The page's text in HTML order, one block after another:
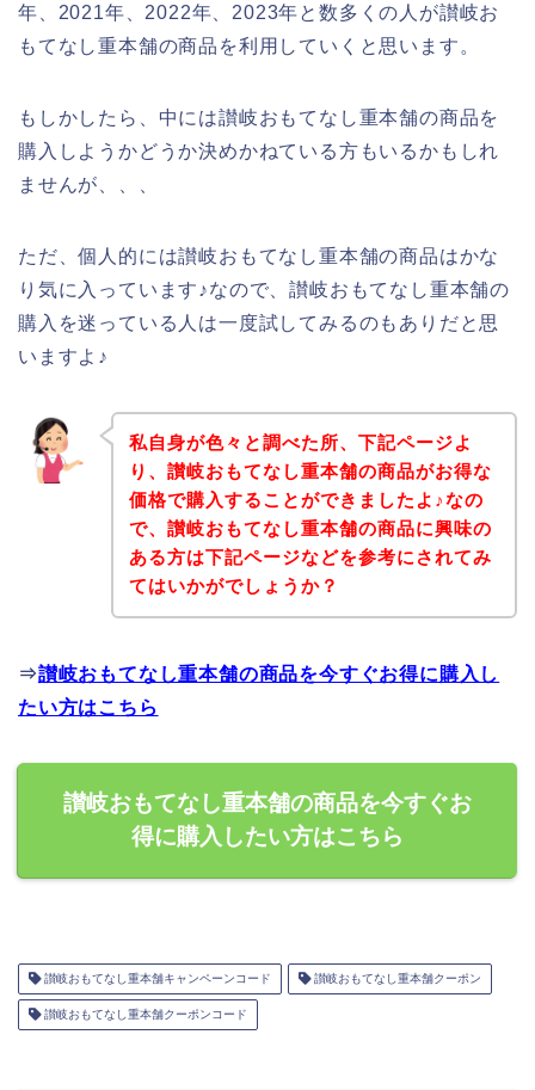
年、2021年、2022年、2023年と数多くの人が讃岐お
もてなし重本舗の商品を利用していくと思います。
もしかしたら、中には讃岐おもてなし重本舗の商品を
購入しようかどうか決めかねている方もいるかもしれ
ませんが、、、
ただ、個人的には讃岐おもてなし重本舗の商品はかな
り気に入っています♪なので、讃岐おもてなし重本舗の
購入を迷っている人は一度試してみるのもありだと思
いますよ♪
私自身が色々と調べた所、下記ページよ
り、讃岐おもてなし重本舗の商品がお得な
価格で購入することができましたよ♪なの
で、讃岐おもてなし重本舗の商品に興味の
ある方は下記ページなどを参考にされてみ
てはいかがでしょうか？
⇒讃岐おもてなし重本舗の商品を今すぐお得に購入し
たい方はこちら
讃岐おもてなし重本舗の商品を今すぐお
得に購入したい方はこちら
讃岐おもてなし重本舗キャンペーンコード 讃岐おもてなし重本舗クーポン
讃岐おもてなし重本舗クーポンコード